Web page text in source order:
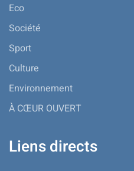
Eco
Société
Sport
Culture
Environnement
À CŒUR OUVERT
Liens directs